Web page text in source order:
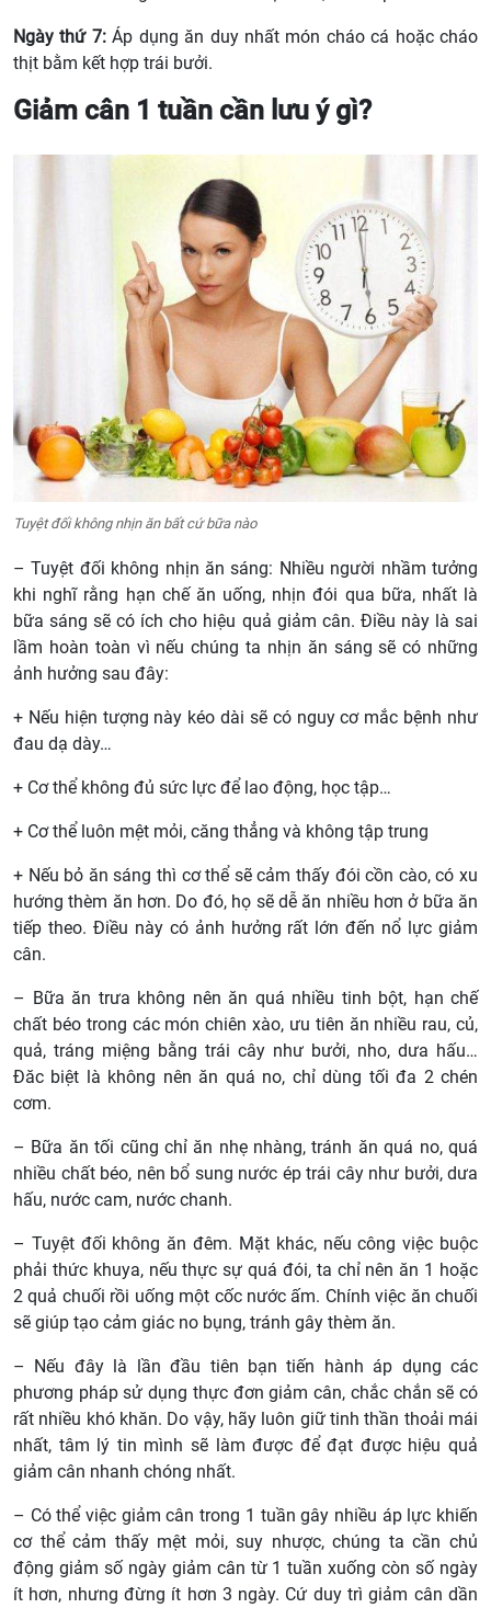
Ngày thứ 7:Áp dụng ăn duy nhất món cháo cá hoặc cháo
thịt bằm kết hợp trái bưởi.
Giảm cân 1 tuần cần lưu ý gì?
Tuyệt đối không nhịn ăn bất cứ bữa nào
– Tuyệt đối không nhịn ăn sáng: Nhiều người nhầm tưởng
khi nghĩ rằng hạn chế ăn uống, nhịn đói qua bữa, nhất là
bữa sáng sẽ có ích cho hiệu quả giảm cân. Điều này là sai
lầm hoàn toàn vì nếu chúng ta nhịn ăn sáng sẽ có những
ảnh hưởng sau đây:
+ Nếu hiện tượng này kéo dài sẽ có nguy cơ mắc bệnh như
đau dạ dày…
+ Cơ thể không đủ sức lực để lao động, học tập…
+ Cơ thể luôn mệt mỏi, căng thẳng và không tập trung
+ Nếu bỏ ăn sáng thì cơ thể sẽ cảm thấy đói cồn cào, có xu
hướng thèm ăn hơn. Do đó, họ sẽ dễ ăn nhiều hơn ở bữa ăn
tiếp theo. Điều này có ảnh hưởng rất lớn đến nổ lực giảm
cân.
– Bữa ăn trưa không nên ăn quá nhiều tinh bột, hạn chế
chất béo trong các món chiên xào, ưu tiên ăn nhiều rau, củ,
quả, tráng miệng bằng trái cây như bưởi, nho, dưa hấu…
Đăc biệt là không nên ăn quá no, chỉ dùng tối đa 2 chén
cơm.
– Bữa ăn tối cũng chỉ ăn nhẹ nhàng, tránh ăn quá no, quá
nhiều chất béo, nên bổ sung nước ép trái cây như bưởi, dưa
hấu, nước cam, nước chanh.
– Tuyệt đối không ăn đêm. Mặt khác, nếu công việc buộc
phải thức khuya, nếu thực sự quá đói, ta chỉ nên ăn 1 hoặc
2 quả chuối rồi uống một cốc nước ấm. Chính việc ăn chuối
sẽ giúp tạo cảm giác no bụng, tránh gây thèm ăn.
– Nếu đây là lần đầu tiên bạn tiến hành áp dụng các
phương pháp sử dụng thực đơn giảm cân, chắc chắn sẽ có
rất nhiều khó khăn. Do vậy, hãy luôn giữ tinh thần thoải mái
nhất, tâm lý tin mình sẽ làm được để đạt được hiệu quả
giảm cân nhanh chóng nhất.
– Có thể việc giảm cân trong 1 tuần gây nhiều áp lực khiến
cơ thể cảm thấy mệt mỏi, suy nhược, chúng ta cần chủ
động giảm số ngày giảm cân từ 1 tuần xuống còn số ngày
ít hơn, nhưng đừng ít hơn 3 ngày. Cứ duy trì giảm cân dần